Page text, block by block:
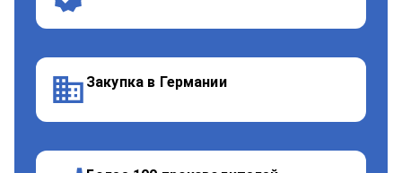
Закупка в Германии